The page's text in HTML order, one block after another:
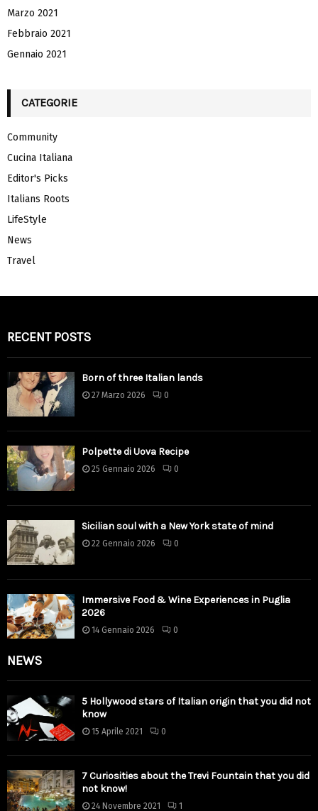
Marzo 2021
Febbraio 2021
Gennaio 2021
CATEGORIE
Community
Cucina Italiana
Editor's Picks
Italians Roots
LifeStyle
News
Travel
RECENT POSTS
Born of three Italian lands
27 Marzo 2026 0
Polpette di Uova Recipe
25 Gennaio 2026 0
Sicilian soul with a New York state of mind
22 Gennaio 2026 0
Immersive Food & Wine Experiences in Puglia
2026
14 Gennaio 2026 0
NEWS
5 Hollywood stars of Italian origin that you did not
know
15 Aprile 2021 0
7 Curiosities about the Trevi Fountain that you did
not know!
24 Novembre 2021 1